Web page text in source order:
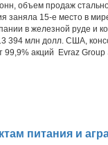
объем продаж
заняла 15-е место в
в железной руде и
394 млн долл. США,
акций Evraz
питания и